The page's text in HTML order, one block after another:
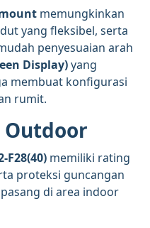
memungkinkan
yang fleksibel, serta
penyesuaian arah
Display)yang
membuat konfigurasi
rumit.
Outdoor
F28(40) memiliki rating
proteksi guncangan
di area indoor